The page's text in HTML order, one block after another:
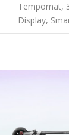
Tempomat,
Display,